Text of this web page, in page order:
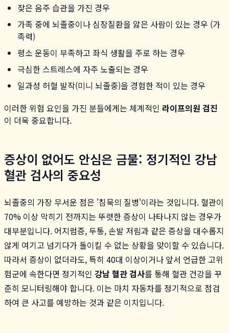
잦은 음주 습관을 가진 경우
가족 중에 뇌졸중이나 심장질환을 앓은 사람이 있는 경우 (가
족력)
평소 운동이 부족하고 좌식 생활을 주로 하는 경우
극심한 스트레스에 자주 노출되는 경우
일과성 허혈 발작(미니 뇌졸중)을 경험한 적이 있는 경우
이러한 위험 요인을 가진 분들에게는 체계적인 라이프의원 검진
이 더욱 중요합니다.
증상이 없어도 안심은 금물: 정기적인 강남
혈관 검사의 중요성
뇌졸중의 가장 무서운 점은 '침묵의 질병'이라는 것입니다. 혈관이
70% 이상 막히기 전까지는 뚜렷한 증상이 나타나지 않는 경우가
대부분입니다. 어지럼증, 두통, 손발 저림과 같은 증상을 대수롭지
않게 여기고 넘기다가 돌이킬 수 없는 상황을 맞이할 수 있습니다.
따라서 증상이 없더라도, 특히 40대 이상이거나 앞서 언급한 고위
험군에 속한다면 정기적인 강남 혈관 검사를 통해 혈관 건강을 꾸
준히 모니터링해야 합니다. 이는 마치 자동차를 정기적으로 점검
하여 큰 사고를 예방하는 것과 같은 이치입니다.